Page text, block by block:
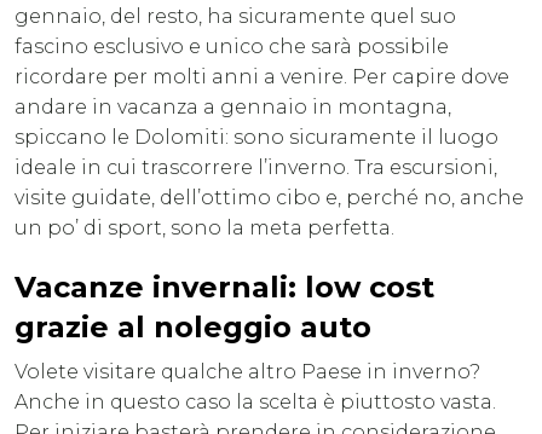
gennaio, del resto, ha sicuramente quel suo
fascino esclusivo e unico che sarà possibile
ricordare per molti anni a venire. Per capire dove
andare in vacanza a gennaio in montagna,
spiccano le Dolomiti: sono sicuramente il luogo
ideale in cui trascorrere l’inverno. Tra escursioni,
visite guidate, dell’ottimo cibo e, perché no, anche
un po’ di sport, sono la meta perfetta.
Vacanze invernali: low cost
grazie al noleggio auto
Volete visitare qualche altro Paese in inverno?
Anche in questo caso la scelta è piuttosto vasta.